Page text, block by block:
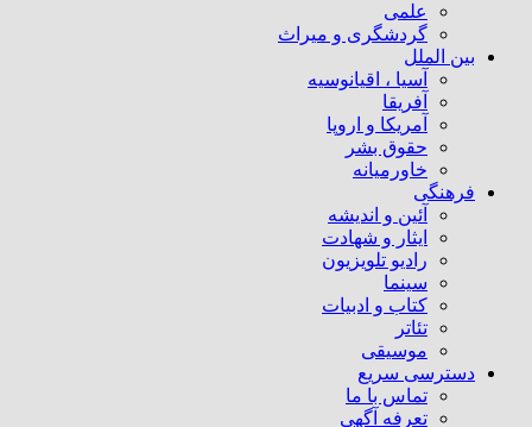
علمی
گردشگری و میراث
بین الملل
آسیا ، اقیانوسیه
آفریقا
آمریکا و اروپا
حقوق بشر
خاورمیانه
فرهنگی
آئین و اندیشه
ایثار و شهادت
رادیو تلویزیون
سینما
کتاب و ادبیات
تئاتر
موسیقی
دسترسی سریع
تماس با ما
تعرفه آگهی